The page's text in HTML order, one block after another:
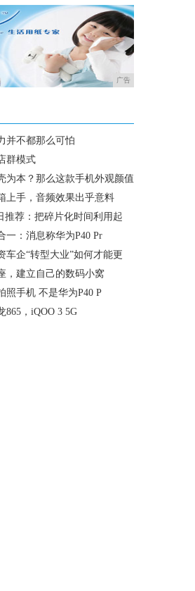
广告
并不都那么可怕
群模式
为本？那么这款手机外观颜值
上手，音频效果出乎意料
推荐：把碎片化时间利用起
一：消息称华为P40 Pr
车企“转型大业”如何才能更
，建立自己的数码小窝
照手机 不是华为P40 P
865，iQOO 3 5G